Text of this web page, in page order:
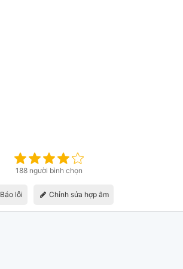
188 người bình chọn
Báo lỗi Chỉnh sửa hợp âm